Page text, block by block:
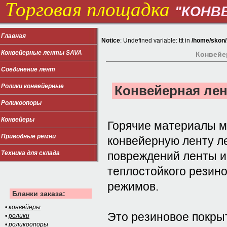
Торговая площадка
Главная
Конвейерные ленты SAVA
Соединение лент
Ролики конвейерные
Роликоопоры
Конвейеры
Приводные ремни
Техника для склада
Бланки заказа:
• конвейеры
• ролики
• роликоопоры
Notice: Undefined variable: ttt in /home/
Конвейерная
Горячие материалы
конвейерную ленту
повреждений ленты
теплостойкого
режимов.
Это резиновое